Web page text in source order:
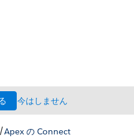
今はしません
/Apex の Connect